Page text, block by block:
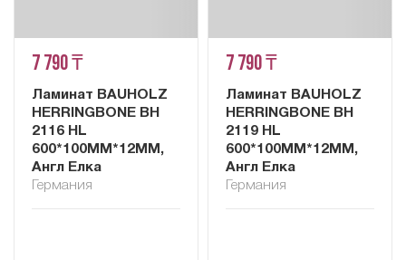
7 790 ₸
Ламинат BAUHOLZ
HERRINGBONE BH
2116 HL
600*100MM*12ММ,
Англ Елка
Германия
7 790 ₸
Ламинат BAUHOLZ
HERRINGBONE BH
2119 HL
600*100MM*12ММ,
Англ Елка
Германия